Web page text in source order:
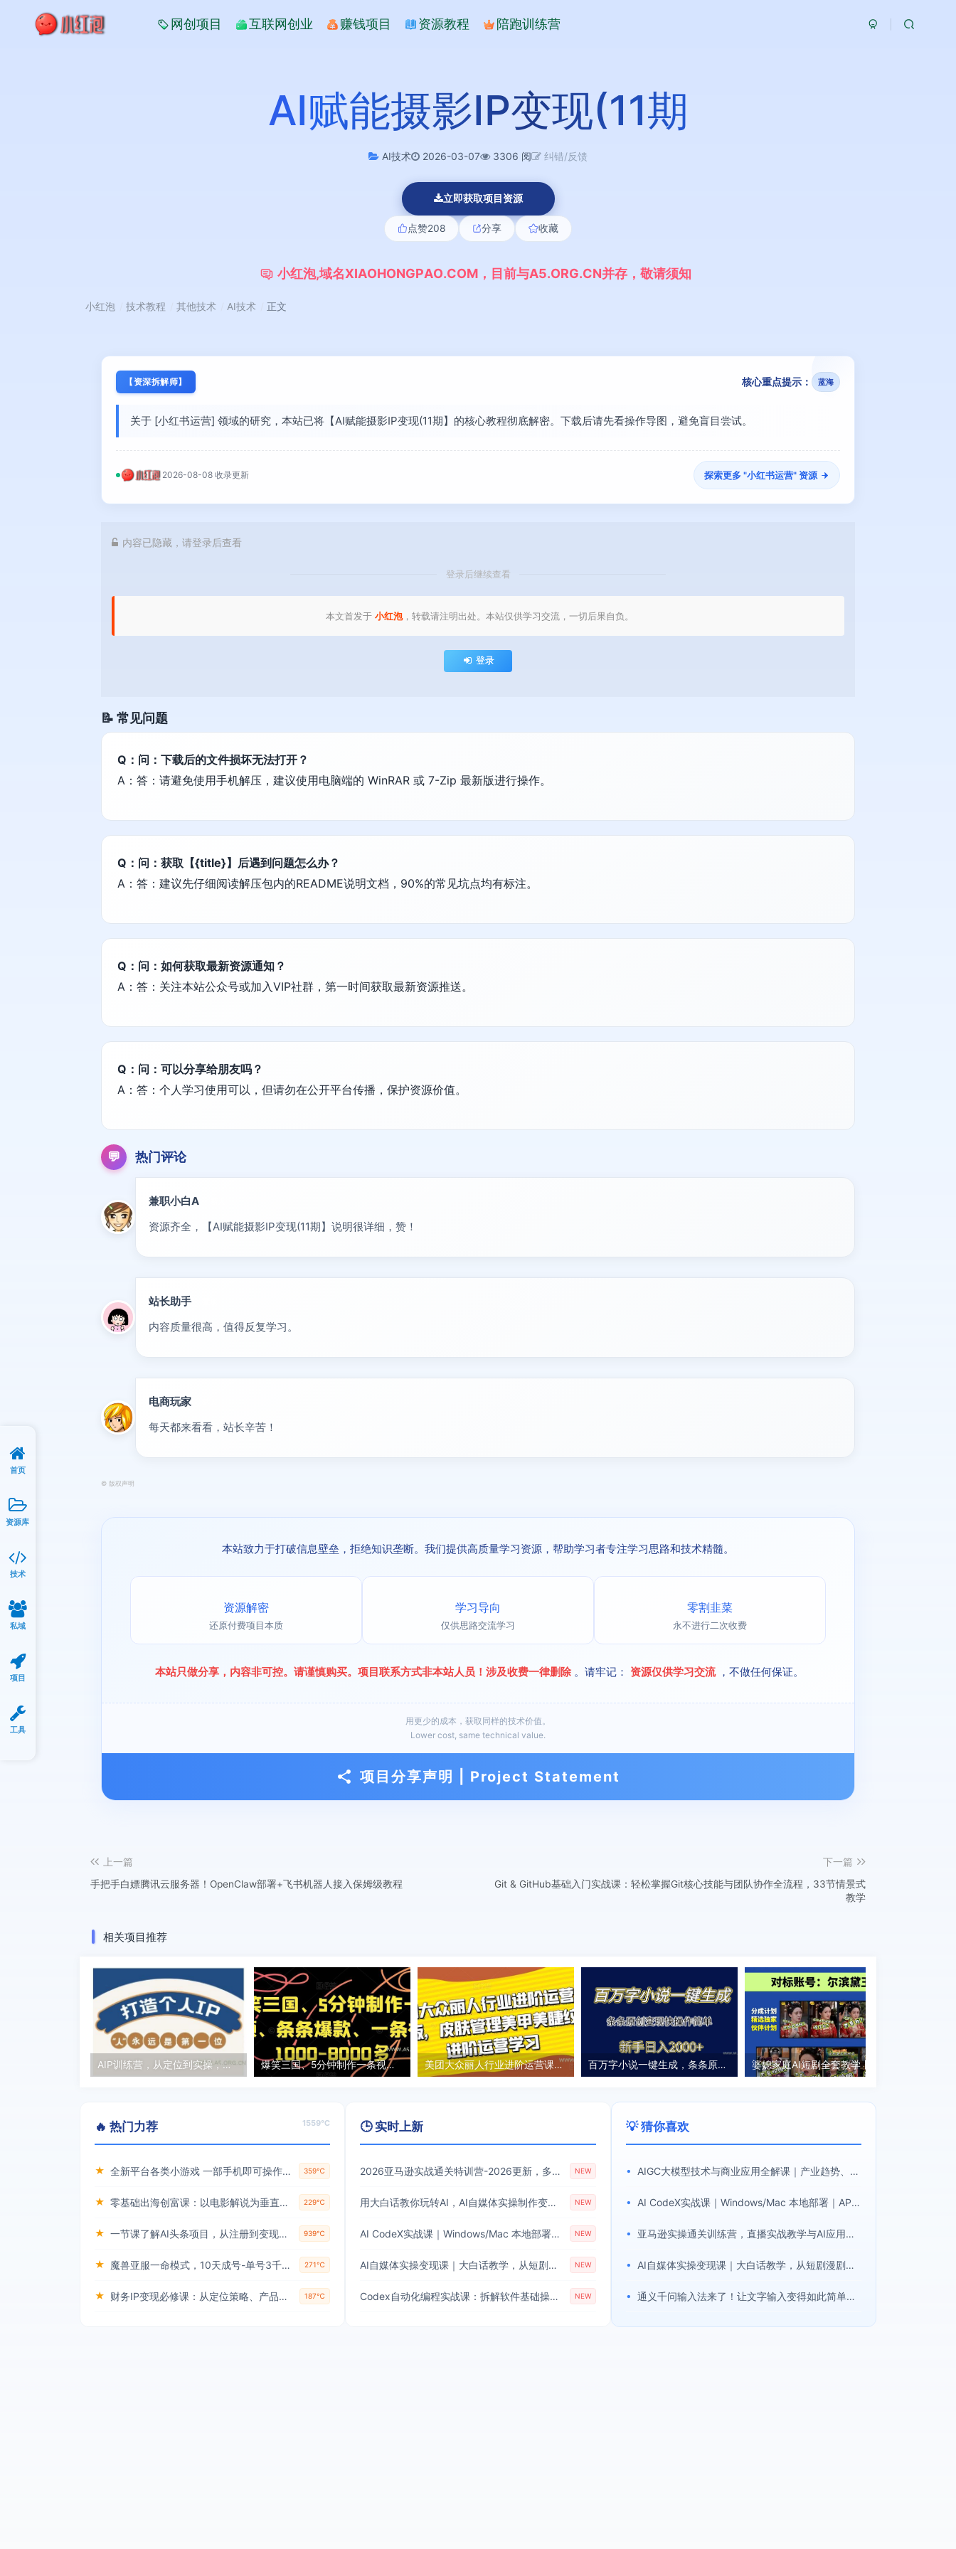
网创项目 互联网创业 赚钱项目 资源教程 陪跑训练营
AI赋能摄影IP变现(11期
AI技术 2026-03-07 3306 阅 纠错/反馈
立即获取项目资源
点赞208 分享 收藏
小红泡,域名XIAOHONGPAO.COM ， 目 前与A5.ORG.CN并存 ， 敬请须知
小红泡 技术教程 其他技术 AI技术 正文
【资深拆解师】 核心重点提示： 蓝海
关于 [小红书运营] 领域的研究，本站已将【AI赋能摄影IP变现(11期】的核心教程彻底解密。下载后请先看操作导图，避免盲目尝试。
2026-08-08 收录更新 探索更多 "小红书运营" 资源
内容已隐藏，请登录后查看
登录后继续查看
本文首发于 小红泡，转载请注明出处。本站仅供学习交流，一切后果自负。
登录
📝 常见问题
Q：问：下载后的文件损坏无法打开？
A：答：请避免使用手机解压，建议使用电脑端的 WinRAR 或 7-Zip 最新版进行操作。
Q：问：获取【{title}】后遇到问题怎么办？
A：答：建议先仔细阅读解压包内的README说明文档，90%的常见坑点均有标注。
Q：问：如何获取最新资源通知？
A：答：关注本站公众号或加入VIP社群，第一时间获取最新资源推送。
Q：问：可以分享给朋友吗？
A：答：个人学习使用可以，但请勿在公开平台传播，保护资源价值。
💬 热门评论
兼职小白A
资源齐全，【AI赋能摄影IP变现(11期】说明很详细，赞！
站长助手
内容质量很高，值得反复学习。
电商玩家
每天都来看看，站长辛苦！
© 版权声明
本站致力于打破信息壁垒，拒绝知识垄断。我们提供高质量学习资源，帮助学习者专注学习思路和技术精髓。
资源解密
还原付费项目本质
学习导向
仅供思路交流学习
零割韭菜
永不进行二次收费
本站只做分享，内容非可控。请谨慎购买。项目联系方式非本站人员！涉及收费一律删除 。请牢记： 资源仅供学习交流 ，不做任何保证。
用更少的成本，获取同样的技术价值。
Lower cost, same technical value.
项目分享声明 | Project Statement
上一篇
手把手白嫖腾讯云服务器！OpenClaw部署+飞书机器人接入保姆级教程
下一篇
Git & GitHub基础入门实战课：轻松掌握Git核心技能与团队协作全流程，33节情景式
教学
相关项目推荐
AIP训练营，从定位到实操，带你全方位提升，开启自媒体创富新征程(更新3月) 爆笑三国、5分钟制作一条视频、条条爆款、一条视频1000-8000多【揭秘】 美团大众丽人行业进阶运营课3.0版，皮肤管理美甲美睫纹眉进阶运营学习 百万字小说一键生成，条条原创变现快操作简单新手日入2000+
🔥 热门力荐 1559℃
★ 全新平台各类小游戏 一部手机即可操作 小白轻松上手 长期稳定 居家月入过万！！！ 359℃
★ 零基础出海创富课：以电影解说为垂直赛道，实现不出国门赚美金的目标 229℃
★ 一节课了解AI头条项目，从注册到变现保姆式教学，零基础可以操作【揭秘】 939℃
★ 魔兽亚服一命模式，10天成号-单号3千-5千，脚本全自动操作，保姆级教学【揭秘】 271℃
★ 财务IP变现必修课：从定位策略、产品设计到流量变现形成完整闭环 187℃
🕒 实时上新
2026亚马逊实战通关特训营-2026更新，多维选品+渐进式打法+AI应用，从0到1打造盈利店铺 NEW
用大白话教你玩转AI，AI自媒体实操制作变现，0基础也能上手，从内容到变现 NEW
AI CodeX实战课｜Windows/Mac 本地部署｜API 对接调通｜Skill 自制｜漫剧剪辑｜网站 VR 项目｜AI项目落地全教程 NEW
AI自媒体实操变现课｜大白话教学，从短剧漫剧到动画制作，零基础也能掌握爆款内容创作与变现全流程 NEW
Codex自动化编程实战课：拆解软件基础操作，搭配实用插件快速掌握AI代码编写能力 NEW
💡 猜你喜欢
• AIGC大模型技术与商业应用全解课｜产业趋势、底层架构、MaaS商业模式、全行业场景落地实战教程
• AI CodeX实战课｜Windows/Mac 本地部署｜API 对接调通｜Skill 自制｜漫剧剪辑｜网站 VR 项目｜AI项目落地全教程
• 亚马逊实操通关训练营，直播实战教学与AI应用，助卖家从0到精通打造盈利店铺(更新8月8日)
• AI自媒体实操变现课｜大白话教学，从短剧漫剧到动画制作，零基础也能掌握爆款内容创作与变现全流程
• 通义千问输入法来了！让文字输入变得如此简单，最快300字/分，AI自动润色，说话秒变工整文字
首页
资源库
技术
私域
项目
工具